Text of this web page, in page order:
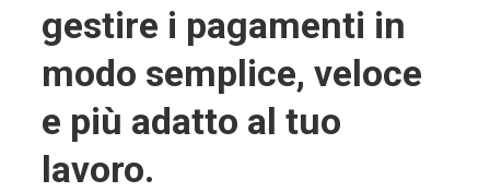
gestire i pagamenti in
modo semplice, veloce
e più adatto al tuo
lavoro.